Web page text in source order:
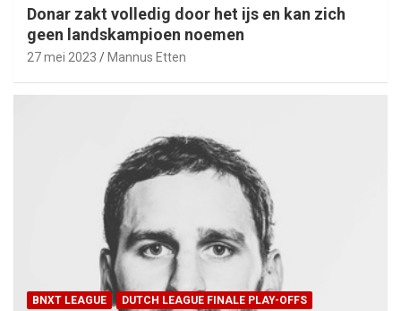
Donar zakt volledig door het ijs en kan zich
geen landskampioen noemen
27 mei 2023 Mannus Etten
BNXT LEAGUE DUTCH LEAGUE FINALE PLAY-OFFS